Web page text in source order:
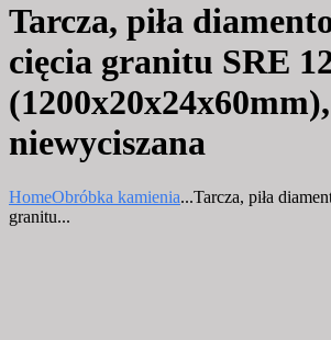
Tarcza, piła
cięcia granitu SRE
(1200x20x24x60mm),
niewyciszana
HomeObróbka kamienia...Tarcza, piła
granitu...